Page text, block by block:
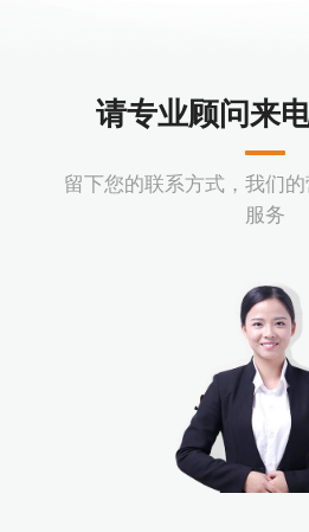
请专业顾问来
留下您的联系方式，我们
服务